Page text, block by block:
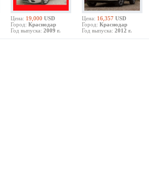
Цена: 19,000 USD
Город: Краснодар
Год выпуска: 2009 г.
Цена: 16,357 USD
Город: Краснодар
Год выпуска: 2012 г.